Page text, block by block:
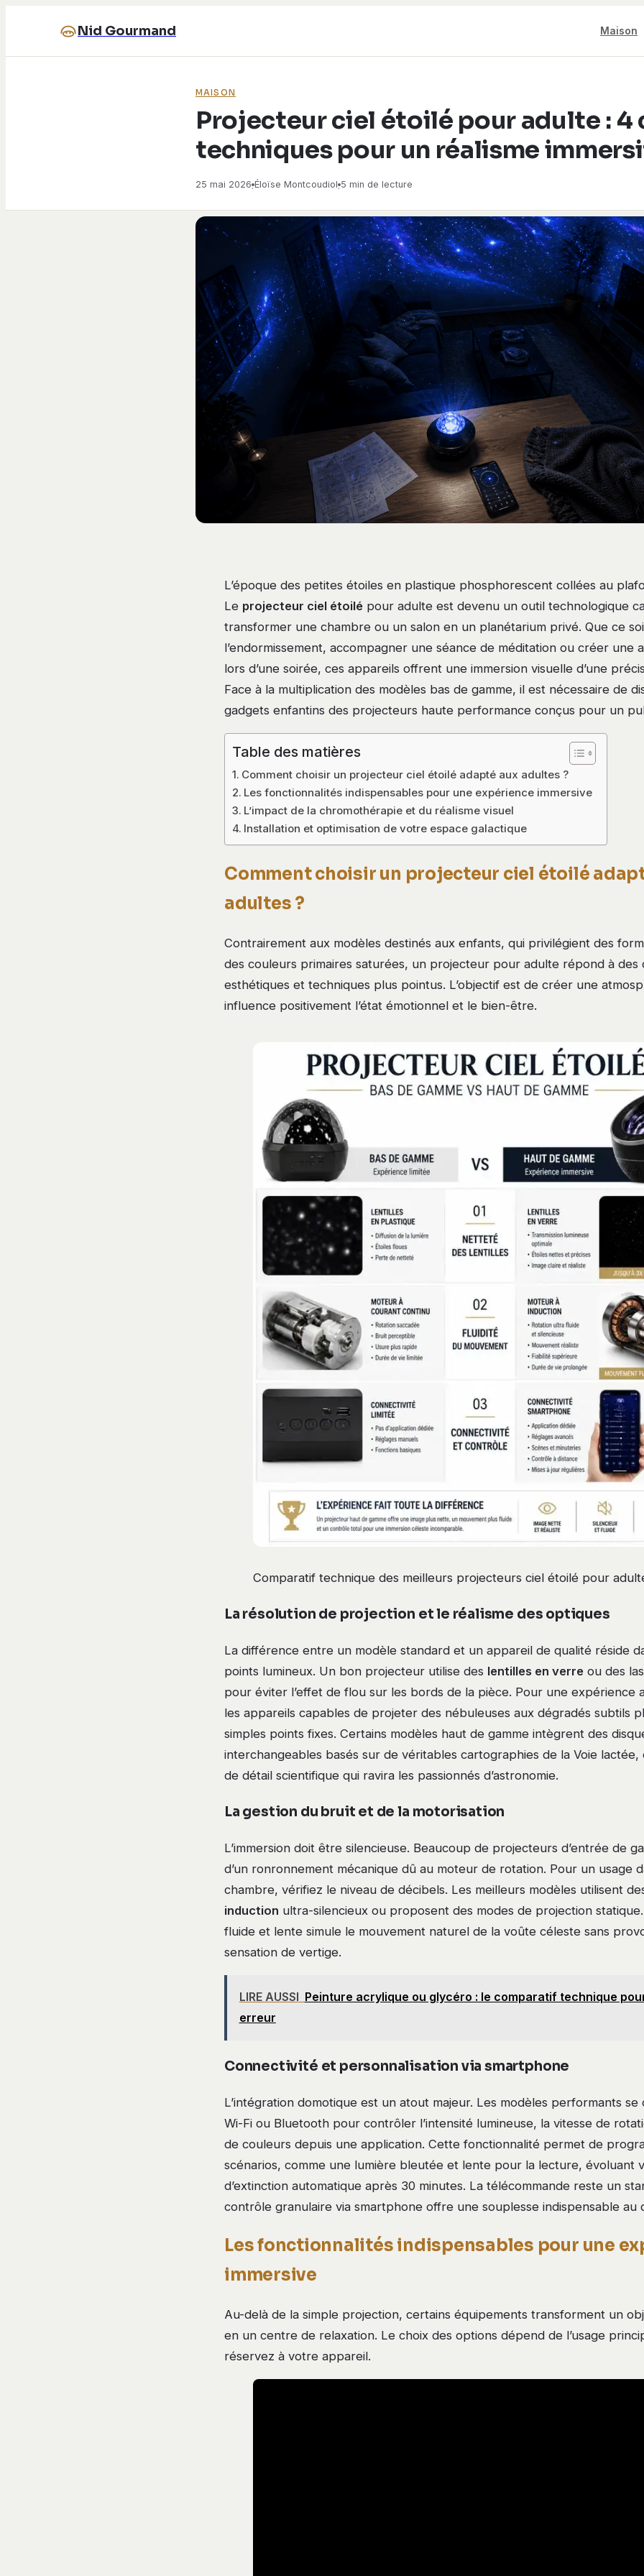
Nid Gourmand Maison
MAISON
Projecteur ciel étoilé pour adulte : 4
techniques pour un réalisme
25 mai 2026·Éloïse Montcoudiol·5 min de lecture
L’époque des petites étoiles en plastique phosphorescent collées au
Le projecteur ciel étoilé pour adulte est devenu un outil technologique
transformer une chambre ou un salon en un planétarium privé. Que ce
l’endormissement, accompagner une séance de méditation ou créer une
lors d’une soirée, ces appareils offrent une immersion visuelle d’une
Face à la multiplication des modèles bas de gamme, il est nécessaire de
gadgets enfantins des projecteurs haute performance conçus pour un
Table des matières
Comment choisir un projecteur ciel étoilé adapté aux adultes ?
Les fonctionnalités indispensables pour une expérience immersive
L’impact de la chromothérapie et du réalisme visuel
Installation et optimisation de votre espace galactique
Comment choisir un projecteur ciel étoilé
adultes ?
Contrairement aux modèles destinés aux enfants, qui privilégient des
des couleurs primaires saturées, un projecteur pour adulte répond à des
esthétiques et techniques plus pointus. L’objectif est de créer une
influence positivement l’état émotionnel et le bien-être.
Comparatif technique des meilleurs projecteurs ciel étoilé pour
La résolution de projection et le réalisme des optiques
La différence entre un modèle standard et un appareil de qualité réside
points lumineux. Un bon projecteur utilise des lentilles en verre ou des
pour éviter l’effet de flou sur les bords de la pièce. Pour une expérience
les appareils capables de projeter des nébuleuses aux dégradés subtils
simples points fixes. Certains modèles haut de gamme intègrent des
interchangeables basés sur de véritables cartographies de la Voie
de détail scientifique qui ravira les passionnés d’astronomie.
La gestion du bruit et de la motorisation
L’immersion doit être silencieuse. Beaucoup de projecteurs d’entrée de
d’un ronronnement mécanique dû au moteur de rotation. Pour un usage
chambre, vérifiez le niveau de décibels. Les meilleurs modèles utilisent
induction ultra-silencieux ou proposent des modes de projection
fluide et lente simule le mouvement naturel de la voûte céleste sans
sensation de vertige.
LIRE AUSSI Peinture acrylique ou glycéro : le comparatif technique
erreur
Connectivité et personnalisation via smartphone
L’intégration domotique est un atout majeur. Les modèles performants
Wi-Fi ou Bluetooth pour contrôler l’intensité lumineuse, la vitesse de
de couleurs depuis une application. Cette fonctionnalité permet de
scénarios, comme une lumière bleutée et lente pour la lecture, évoluant
d’extinction automatique après 30 minutes. La télécommande reste un
contrôle granulaire via smartphone offre une souplesse indispensable au
Les fonctionnalités indispensables pour une
immersive
Au-delà de la simple projection, certains équipements transforment un
en un centre de relaxation. Le choix des options dépend de l’usage
réservez à votre appareil.